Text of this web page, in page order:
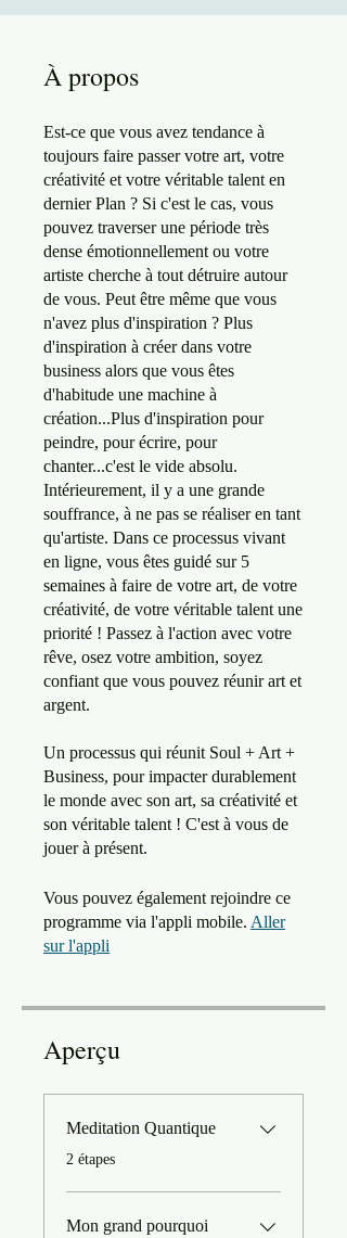
À propos
Est-ce que vous avez tendance à
toujours faire passer votre art, votre
créativité et votre véritable talent en
dernier Plan ? Si c'est le cas, vous
pouvez traverser une période très
dense émotionnellement ou votre
artiste cherche à tout détruire autour
de vous. Peut être même que vous
n'avez plus d'inspiration ? Plus
d'inspiration à créer dans votre
business alors que vous êtes
d'habitude une machine à
création...Plus d'inspiration pour
peindre, pour écrire, pour
chanter...c'est le vide absolu.
Intérieurement, il y a une grande
souffrance, à ne pas se réaliser en tant
qu'artiste. Dans ce processus vivant
en ligne, vous êtes guidé sur 5
semaines à faire de votre art, de votre
créativité, de votre véritable talent une
priorité ! Passez à l'action avec votre
rêve, osez votre ambition, soyez
confiant que vous pouvez réunir art et
argent.
Un processus qui réunit Soul + Art +
Business, pour impacter durablement
le monde avec son art, sa créativité et
son véritable talent ! C'est à vous de
jouer à présent.
Vous pouvez également rejoindre ce
programme via l'appli mobile. Aller
sur l'appli
Aperçu
Meditation Quantique
.2 étapes
Mon grand pourquoi